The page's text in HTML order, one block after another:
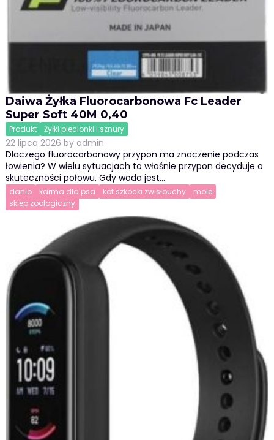
Daiwa Żyłka Fluorocarbonowa Fc Leader
Super Soft 40M 0,40
Produkt Żyłki plecionki i sznury
22 lipca 2026 by admin
Dlaczego fluorocarbonowy przypon ma znaczenie podczas
łowienia? W wielu sytuacjach to właśnie przypon decyduje o
skuteczności połowu. Gdy woda jest…
danio karma dla psa kot szkocki zwisłouchy
mole
sklep zoologiczny